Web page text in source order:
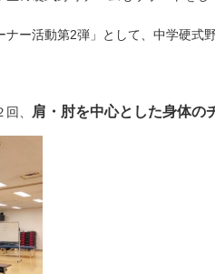
ナー活動第2弾」として、中学硬式
、 肩・肘を中心とした身体の